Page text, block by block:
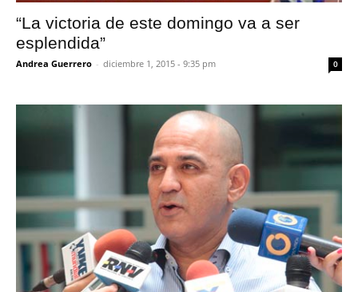
“La victoria de este domingo va a ser
esplendida”
Andrea Guerrero - diciembre 1, 2015 - 9:35 pm 0